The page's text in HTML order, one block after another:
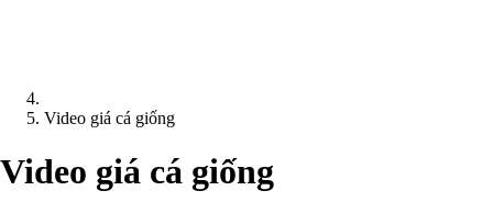
Video giá cá giống
Video giá cá giống